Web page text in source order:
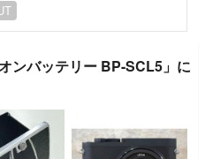
ンバッテリー BP-SCL5」に